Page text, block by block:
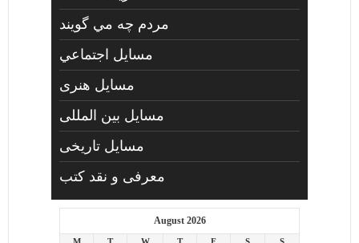
مردم چه مي گويند
مسايل اجتماعي
مسايل هنری
مسایل بین المللی
مسایل تاریخی
معرفی و نقد کتب
August 2026